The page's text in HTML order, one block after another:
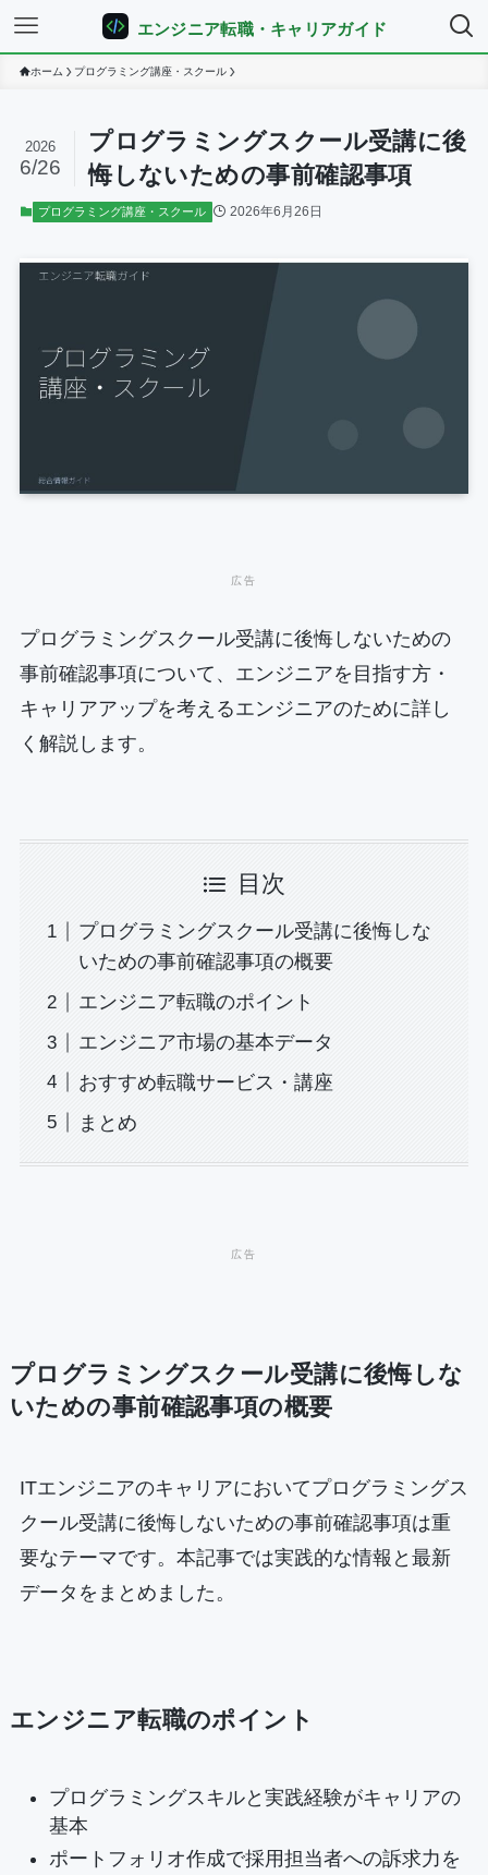
エンジニア転職・キャリアガイド
ホーム プログラミング講座・スクール
プログラミングスクール受講に後
悔しないための事前確認事項
2026
6/26
プログラミング講座・スクール 2026年6月26日
プログラミングスクール受講に後悔しないための
事前確認事項について、エンジニアを目指す方・
キャリアアップを考えるエンジニアのために詳し
く解説します。
目次
プログラミングスクール受講に後悔しな
いための事前確認事項の概要
エンジニア転職のポイント
エンジニア市場の基本データ
おすすめ転職サービス・講座
まとめ
プログラミングスクール受講に後悔しな
いための事前確認事項の概要
ITエンジニアのキャリアにおいてプログラミングス
クール受講に後悔しないための事前確認事項は重
要なテーマです。本記事では実践的な情報と最新
データをまとめました。
エンジニア転職のポイント
プログラミングスキルと実践経験がキャリアの
基本
ポートフォリオ作成で採用担当者への訴求力を